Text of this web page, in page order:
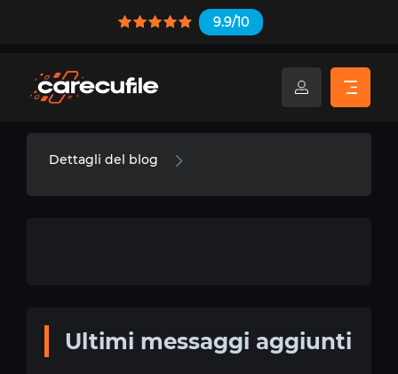
9.9/10
Dettagli del blog
Ultimi messaggi aggiunti